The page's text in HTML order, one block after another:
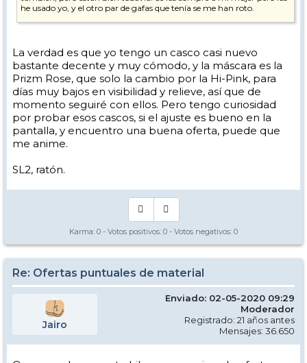
he usado yo, y el otro par de gafas que tenía se me han roto.
Por precio me llama la atención, porque si miro unas gafas y casco
me sale más caro el conjunto y sin saber cómo quedan ambos.
La verdad es que yo tengo un casco casi nuevo
bastante decente y muy cómodo, y la máscara es la
Prizm Rose, que solo la cambio por la Hi-Pink, para
días muy bajos en visibilidad y relieve, así que de
momento seguiré con ellos. Pero tengo curiosidad
por probar esos cascos, si el ajuste es bueno en la
pantalla, y encuentro una buena oferta, puede que
me anime.
SL2, ratón.
Karma: 0 - Votos positivos: 0 - Votos negativos: 0
Re: Ofertas puntuales de material
Jairo
Enviado: 02-05-2020 09:29
Moderador
Registrado: 21 años antes
Mensajes: 36.650